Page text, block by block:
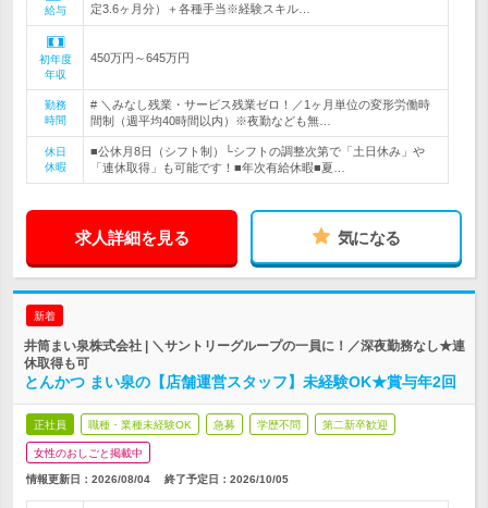
給与
定3.6ヶ月分）＋各種手当※経験スキル…
初年度
年収
450万円～645万円
勤務
時間
# ＼みなし残業・サービス残業ゼロ！／1ヶ月単位の変形労働時
間制（週平均40時間以内）※夜勤なども無…
休日
休暇
■公休月8日（シフト制）└シフトの調整次第で「土日休み」や
「連休取得」も可能です！■年次有給休暇■夏…
求人詳細を見る 気になる
新着
井筒まい泉株式会社 | ＼サントリーグループの一員に！／深夜勤務なし★連
休取得も可
とんかつ まい泉の【店舗運営スタッフ】未経験OK★賞与年2回
正社員 職種・業種未経験OK 急募 学歴不問 第二新卒歓迎
女性のおしごと掲載中
情報更新日：2026/08/04 終了予定日： 2026/10/05